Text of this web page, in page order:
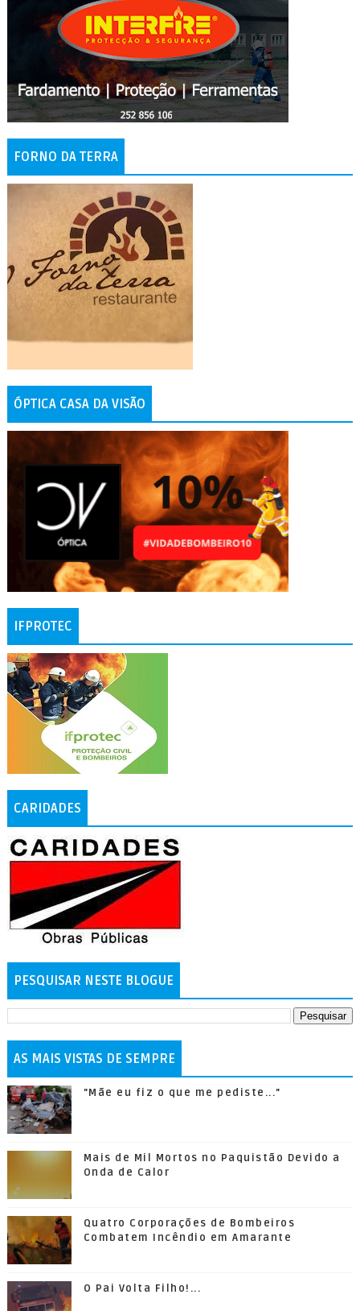
FORNO DA TERRA
ÓPTICA CASA DA VISÃO
IFPROTEC
CARIDADES
PESQUISAR NESTE BLOGUE
AS MAIS VISTAS DE SEMPRE
"Mãe eu fiz o que me pediste..."
Mais de Mil Mortos no Paquistão Devido a
Onda de Calor
Quatro Corporações de Bombeiros
Combatem Incêndio em Amarante
O Pai Volta Filho!...